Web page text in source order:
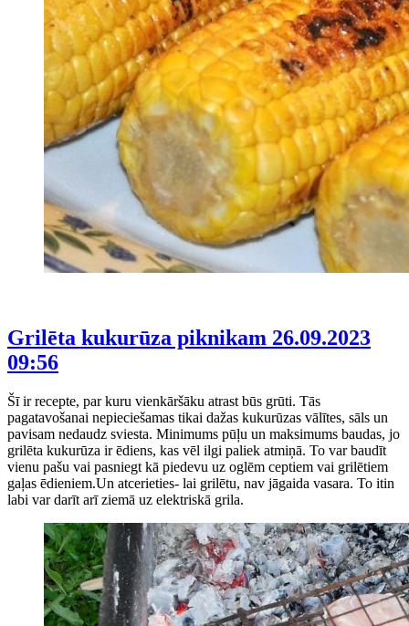
Grilēta kukurūza piknikam 26.09.2023
09:56
Šī ir recepte, par kuru vienkāršāku atrast būs grūti. Tās
pagatavošanai nepieciešamas tikai dažas kukurūzas vālītes, sāls un
pavisam nedaudz sviesta. Minimums pūļu un maksimums baudas, jo
grilēta kukurūza ir ēdiens, kas vēl ilgi paliek atmiņā. To var baudīt
vienu pašu vai pasniegt kā piedevu uz oglēm ceptiem vai grilētiem
gaļas ēdieniem.Un atcerieties- lai grilētu, nav jāgaida vasara. To itin
labi var darīt arī ziemā uz elektriskā grila.